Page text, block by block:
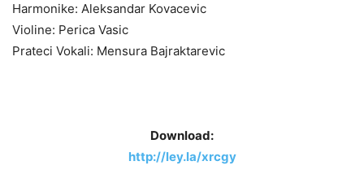
Harmonike: Aleksandar Kovacevic
Violine: Perica Vasic
Prateci Vokali: Mensura Bajraktarevic
Download:
http://ley.la/xrcgy